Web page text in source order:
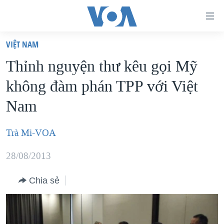
truy
cập
Tới
nội
chính
điều
hướng
chính
VIỆT NAM
HOA KỲ
BIỂN ĐÔNG
THẾ GIỚI
DIỄN ĐÀN
MỤC
TỰ DO BÁO CHÍ
VẠCH TRẦN TIN GIẢ
CHUYÊN ĐỀ
CHIẾN TRANH THƯƠNG MẠI CỦA MỸ: QUÁ KHỨ VÀ HIỆN
HỌC TIẾNG ANH
VIỆT NAM
Thỉnh nguyện thư kêu gọi Mỹ
không đàm phán TPP với Việt
Nam
Trà Mi-VOA
28/08/2013
Chia sẻ